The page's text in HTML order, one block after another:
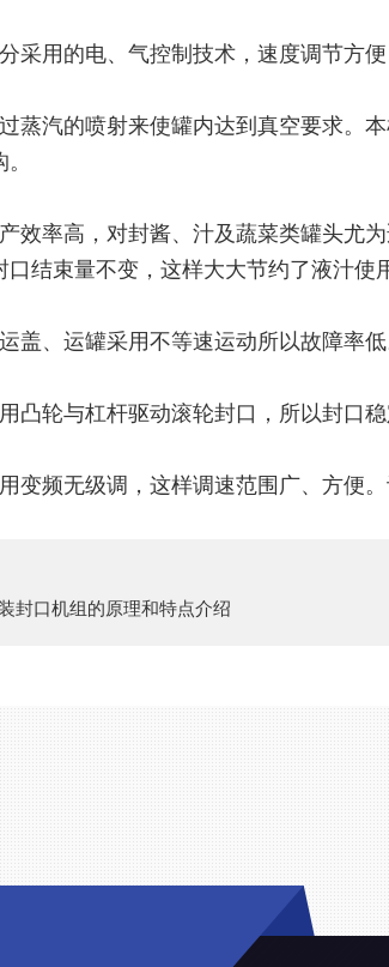
采用的电、气控制技术，速度调节方
蒸汽的喷射来使罐内达到真空要求。
效率高，对封酱、汁及蔬菜类罐头尤
口结束量不变，这样大大节约了液汁使
盖、运罐采用不等速运动所以故障率低
凸轮与杠杆驱动滚轮封口，所以封口
变频无级调，这样调速范围广、方便
封口机组的原理和特点介绍